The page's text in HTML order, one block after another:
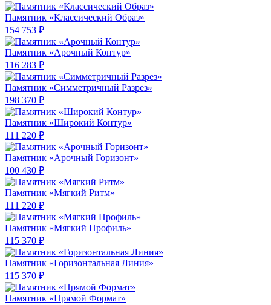
Памятник «Классический Образ»
154 753 ₽
Памятник «Арочный Контур»
116 283 ₽
Памятник «Симметричный Разрез»
198 370 ₽
Памятник «Широкий Контур»
111 220 ₽
Памятник «Арочный Горизонт»
100 430 ₽
Памятник «Мягкий Ритм»
111 220 ₽
Памятник «Мягкий Профиль»
115 370 ₽
Памятник «Горизонтальная Линия»
115 370 ₽
Памятник «Прямой Формат»